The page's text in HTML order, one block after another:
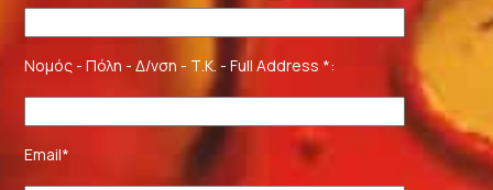
Νομός - Πόλη - Δ/νση - Τ.Κ. - Full Address *:
Email*